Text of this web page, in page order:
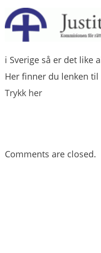
i Sverige så er det like
Her finner du lenken
Trykk her
Comments are closed.